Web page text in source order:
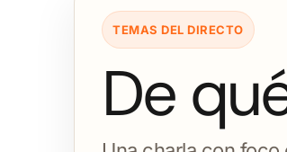
TEMAS DEL DIRECTO
De